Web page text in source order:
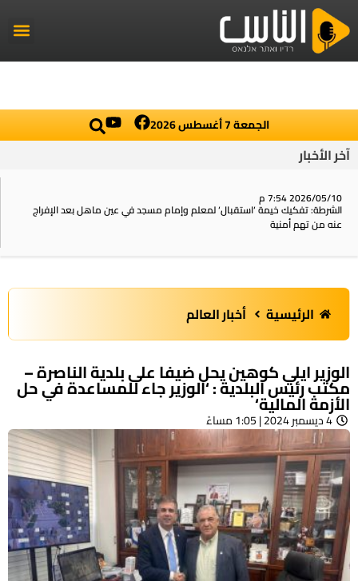
الجمعة 7 أغسطس 2026
آخر الأخبار
2026/05/10 7:54 م
الشرطة: تفكيك خيمة ‘استقبال‘ لمعلم وإمام مسجد في عين ماهل بعد الإفراج
عنه من تهم أمنية
الرئيسية أخبار العالم
الوزير ايلي كوهين يحل ضيفا على بلدية الناصرة –
مكتب رئيس البلدية : ‘الوزير جاء للمساعدة في حل
الأزمة المالية‘
4 ديسمبر 2024 | 1:05 مساءً